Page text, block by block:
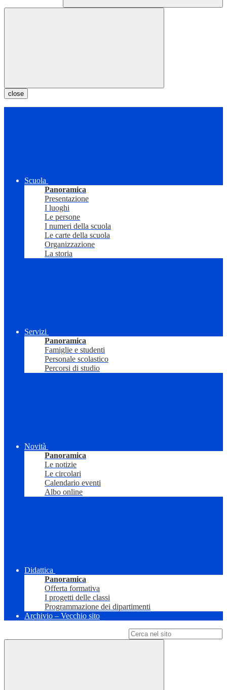
close
Scuola
Panoramica
Presentazione
I luoghi
Le persone
I numeri della scuola
Le carte della scuola
Organizzazione
La storia
Servizi
Panoramica
Famiglie e studenti
Personale scolastico
Percorsi di studio
Novità
Panoramica
Le notizie
Le circolari
Calendario eventi
Albo online
Didattica
Panoramica
Offerta formativa
I progetti delle classi
Programmazione dei dipartimenti
Archivio – Vecchio sito